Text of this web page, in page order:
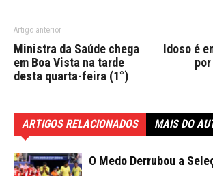
Artigo anterior
Ministra da Saúde chega
em Boa Vista na tarde
desta quarta-feira (1°)
Idoso é
ARTIGOS RELACIONADOS MAIS DO
O Medo Derrubou a